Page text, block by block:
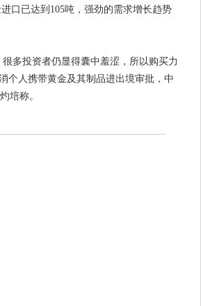
口已达到105吨，强劲的需求增长趋势
多投资者仍显得囊中羞涩，所以购买力
个人携带黄金及其制品进出境审批，中
培称。